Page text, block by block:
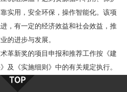
实用，安全环保，操作智能化。该项
，有一定的经济效益和社会效益，推
的进步与发展。
新奖的项目申报和推荐工作按《建
及《实施细则》中的有关规定执行。
新奖推荐单位严格按“技术改造类”、